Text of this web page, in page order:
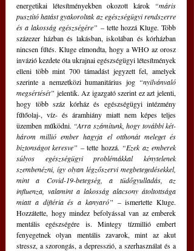
energetikai létesítményekben okozott károk “máris
pusztító hatást gyakoroltak az egészségügyi rendszerre
és a lakosság egészségére” – tette hozzá Kluge. Több
százezer házban és lakásban, iskolában és kórházban
nincsen fűtés. Kluge elmondta, hogy a WHO az orosz
invázió kezdete óta ukrajnai egészségügyi létesítmények
elleni több mint 700 támadást jegyzett fel, amelyek
szerinte a nemzetközi humanitárius jog “nyilvánvaló
megsértését” jelentik. Az igazgató szerint ez azt jelenti,
hogy több száz kórház és egészségügyi intézmény
fűtőolaj-, víz- és áramhiány miatt nem képes teljes
üzemben működni. “Arra számítunk, hogy további két-
három millió ember hagyja el otthonát meleget és
biztonságot keresve” – tette hozzá. “Ezek az emberek
súlyos egészségügyi problémákkal kénytelenek
szembenézni, így olyan légzőszervi megbetegedésekkel,
mint a Covid-19-betegség, a tüdőgyulladás, az
influenza, valamint a lakosság alacsony átoltottsága
miatt a diftéria és a kanyaró” – ismertette Kluge.
Hozzátette, hogy mindez befolyással van az emberek
mentális egészségére is. Mintegy tízmillió embert
fenyegetnek olyan mentális zavarok, mint az akut
stressz, a szorongás, a depresszió, a szerhasználat és a